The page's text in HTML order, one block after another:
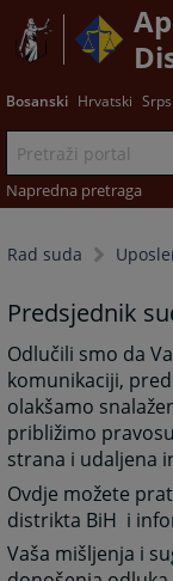
Bosanski Hrvatski
Napredna pretraga
Rad suda
Predsjednik
Odlučili smo da
komunikaciji,
olakšamo
približimo
strana i udaljena
Ovdje možete
distrikta BiH i
Vaša mišljenja i